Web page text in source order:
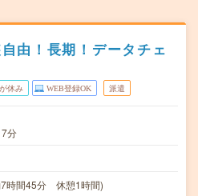
由！長期！データチェ
休み WEB登録OK 派遣
分
時間45分 休憩1時間)